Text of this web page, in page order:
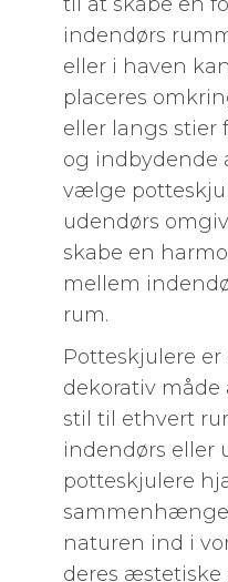
indendørs
eller i haven
placeres
eller langs stier
og indbydende
vælge
udendørs
skabe en
mellem
rum.
Potteskjulere
dekorativ måde
stil til ethvert
indendørs eller
potteskjulere
naturen ind i
deres æstetiske